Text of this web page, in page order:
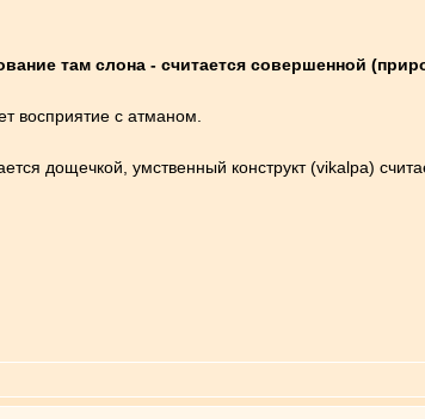
там слона - считается совершенной
восприятие с атманом.
дощечкой, умственный конструкт (vikalpa)